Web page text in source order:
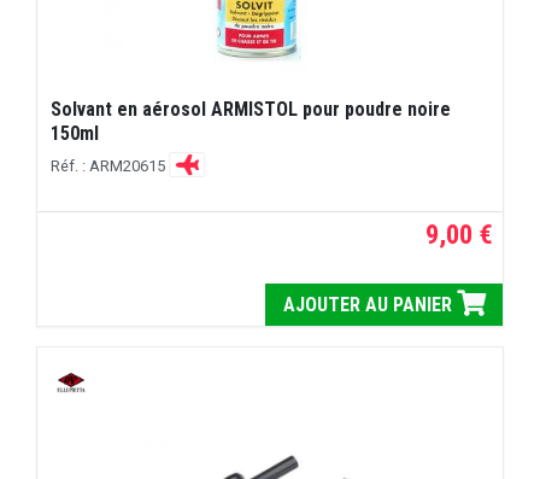
Solvant en aérosol ARMISTOL pour poudre noire
150ml
Réf. : ARM20615
9,00 €
AJOUTER AU PANIER